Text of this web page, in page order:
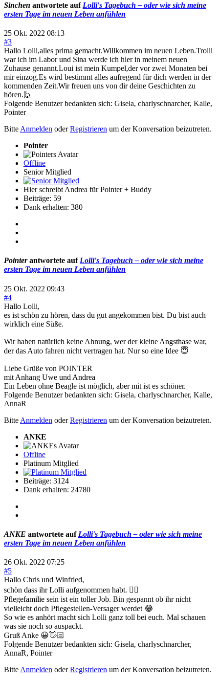
Sinchen antwortete auf Lolli's Tagebuch – oder wie sich meine
ersten Tage im neuen Leben anfühlen
25 Okt. 2022 08:13
#3
Hallo Lolli,alles prima gemacht.Willkommen im neuen Leben.Trolli
war ich im Labor und Sina werde ich hier in meinem neuen
Zuhause genannt.Loui ist mein Kumpel,der vor zwei Monaten bei
mir einzog.Es wird bestimmt alles aufregend für dich werden in der
kommenden Zeit.Wir freuen uns von dir deine Geschichten zu
hören.🙋
Folgende Benutzer bedankten sich: Gisela, charlyschnarcher, Kalle,
Pointer
Bitte Anmelden oderRegistrieren um der Konversation beizutreten.
Pointer
Offline
Senior Mitglied
Hier schreibt Andrea für Pointer + Buddy
Beiträge: 59
Dank erhalten: 380
Pointerantwortete auf Lolli's Tagebuch – oder wie sich meine
ersten Tage im neuen Leben anfühlen
25 Okt. 2022 09:43
#4
Hallo Lolli,
es ist schön zu hören, dass du gut angekommen bist. Du bist auch
wirklich eine Süße.
Wir haben natürlich keine Ahnung, wer der kleine Angsthase war,
der das Auto fahren nicht vertragen hat. Nur so eine Idee 😇
Liebe Grüße von POINTER
mit Anhang Uwe und Andrea
Ein Leben ohne Beagle ist möglich, aber mit ist es schöner.
Folgende Benutzer bedankten sich: Gisela, charlyschnarcher, Kalle,
AnnaR
Bitte Anmelden oderRegistrieren um der Konversation beizutreten.
ANKE
Offline
Platinum Mitglied
Beiträge: 3124
Dank erhalten: 24780
ANKE antwortete auf Lolli's Tagebuch – oder wie sich meine
ersten Tage im neuen Leben anfühlen
26 Okt. 2022 07:25
#5
Hallo Chris und Winfried,
schön dass ihr Lolli aufgenommen habt. 👍🏻
Pflegefamilie sein ist ein toller Job. Bin gespannt ob ihr nicht
vielleicht doch Pflegestellen-Versager werdet 😂
So wie es anhört macht sich Lolli ganz toll bei euch. Mal schauen
was sie noch so auspackt.
Gruß Anke 😀👋🏻
Folgende Benutzer bedankten sich: Gisela, charlyschnarcher,
AnnaR, Pointer
Bitte Anmelden oderRegistrieren um der Konversation beizutreten.